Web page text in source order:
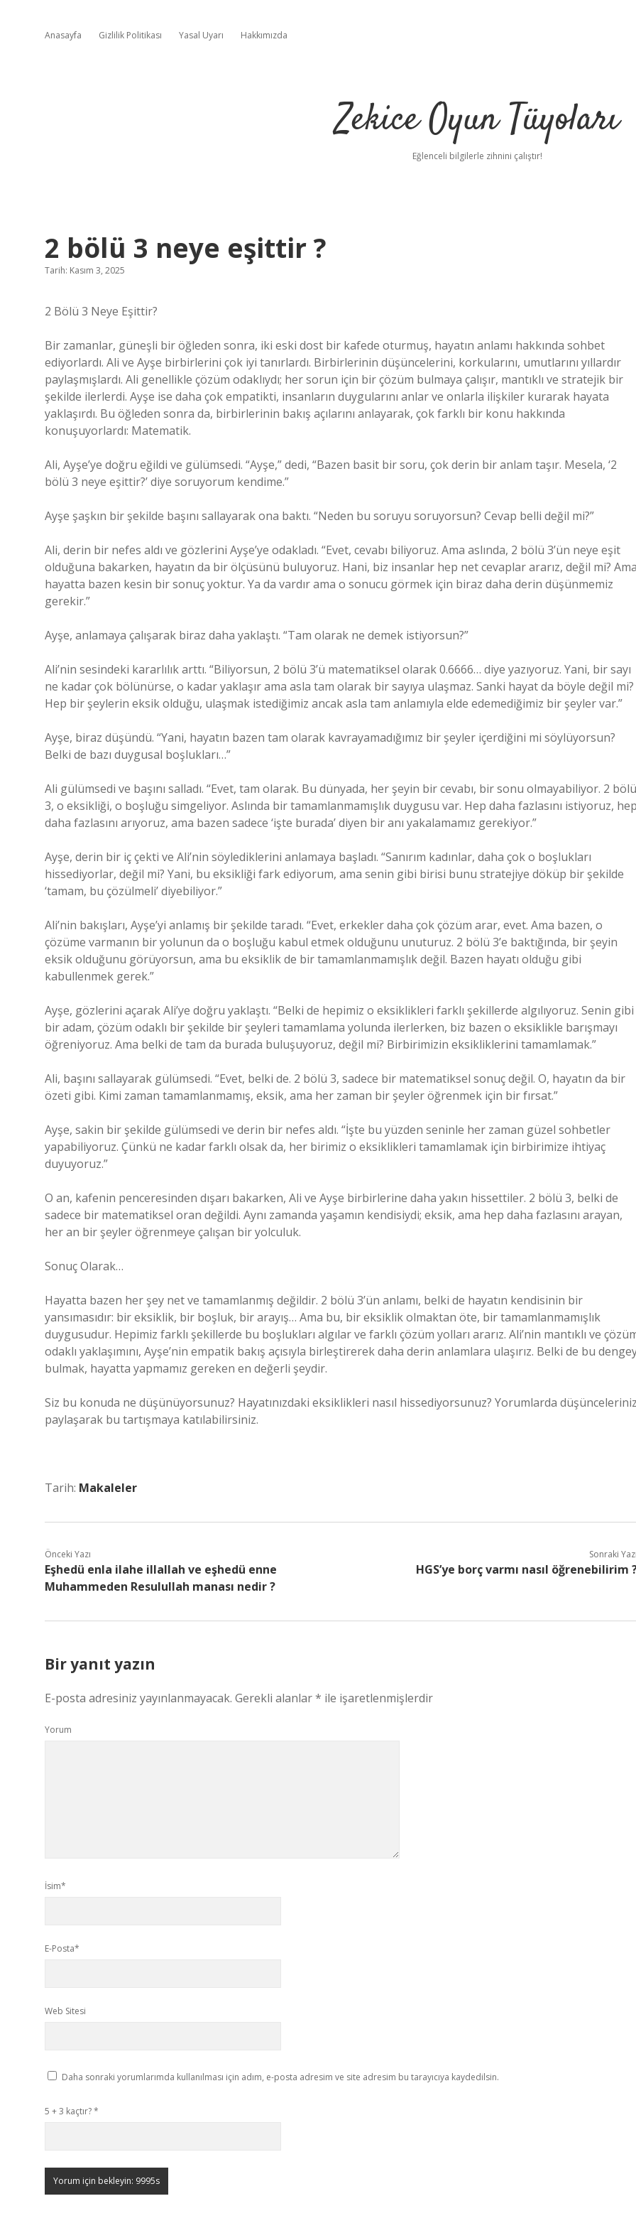
Anasayfa Gizlilik Politikası Yasal Uyarı Hakkımızda
Zekice Oyun Tüyoları
Eğlenceli bilgilerle zihnini çalıştır!
2 bölü 3 neye eşittir ?
Tarih: Kasım 3, 2025
2 Bölü 3 Neye Eşittir?
Bir zamanlar, güneşli bir öğleden sonra, iki eski dost bir kafede oturmuş, hayatın anlamı hakkında sohbet
ediyorlardı. Ali ve Ayşe birbirlerini çok iyi tanırlardı. Birbirlerinin düşüncelerini, korkularını, umutlarını yıllardır
paylaşmışlardı. Ali genellikle çözüm odaklıydı; her sorun için bir çözüm bulmaya çalışır, mantıklı ve stratejik bir
şekilde ilerlerdi. Ayşe ise daha çok empatikti, insanların duygularını anlar ve onlarla ilişkiler kurarak hayata
yaklaşırdı. Bu öğleden sonra da, birbirlerinin bakış açılarını anlayarak, çok farklı bir konu hakkında
konuşuyorlardı: Matematik.
Ali, Ayşe’ye doğru eğildi ve gülümsedi. “Ayşe,” dedi, “Bazen basit bir soru, çok derin bir anlam taşır. Mesela, ‘2
bölü 3 neye eşittir?’ diye soruyorum kendime.”
Ayşe şaşkın bir şekilde başını sallayarak ona baktı. “Neden bu soruyu soruyorsun? Cevap belli değil mi?”
Ali, derin bir nefes aldı ve gözlerini Ayşe’ye odakladı. “Evet, cevabı biliyoruz. Ama aslında, 2 bölü 3’ün neye eşit
olduğuna bakarken, hayatın da bir ölçüsünü buluyoruz. Hani, biz insanlar hep net cevaplar ararız, değil mi? Ama
hayatta bazen kesin bir sonuç yoktur. Ya da vardır ama o sonucu görmek için biraz daha derin düşünmemiz
gerekir.”
Ayşe, anlamaya çalışarak biraz daha yaklaştı. “Tam olarak ne demek istiyorsun?”
Ali’nin sesindeki kararlılık arttı. “Biliyorsun, 2 bölü 3’ü matematiksel olarak 0.6666… diye yazıyoruz. Yani, bir sayı
ne kadar çok bölünürse, o kadar yaklaşır ama asla tam olarak bir sayıya ulaşmaz. Sanki hayat da böyle değil mi?
Hep bir şeylerin eksik olduğu, ulaşmak istediğimiz ancak asla tam anlamıyla elde edemediğimiz bir şeyler var.”
Ayşe, biraz düşündü. “Yani, hayatın bazen tam olarak kavrayamadığımız bir şeyler içerdiğini mi söylüyorsun?
Belki de bazı duygusal boşlukları…”
Ali gülümsedi ve başını salladı. “Evet, tam olarak. Bu dünyada, her şeyin bir cevabı, bir sonu olmayabiliyor. 2 bölü
3, o eksikliği, o boşluğu simgeliyor. Aslında bir tamamlanmamışlık duygusu var. Hep daha fazlasını istiyoruz, hep
daha fazlasını arıyoruz, ama bazen sadece ‘işte burada’ diyen bir anı yakalamamız gerekiyor.”
Ayşe, derin bir iç çekti ve Ali’nin söylediklerini anlamaya başladı. “Sanırım kadınlar, daha çok o boşlukları
hissediyorlar, değil mi? Yani, bu eksikliği fark ediyorum, ama senin gibi birisi bunu stratejiye döküp bir şekilde
‘tamam, bu çözülmeli’ diyebiliyor.”
Ali’nin bakışları, Ayşe’yi anlamış bir şekilde taradı. “Evet, erkekler daha çok çözüm arar, evet. Ama bazen, o
çözüme varmanın bir yolunun da o boşluğu kabul etmek olduğunu unuturuz. 2 bölü 3’e baktığında, bir şeyin
eksik olduğunu görüyorsun, ama bu eksiklik de bir tamamlanmamışlık değil. Bazen hayatı olduğu gibi
kabullenmek gerek.”
Ayşe, gözlerini açarak Ali’ye doğru yaklaştı. “Belki de hepimiz o eksiklikleri farklı şekillerde algılıyoruz. Senin gibi
bir adam, çözüm odaklı bir şekilde bir şeyleri tamamlama yolunda ilerlerken, biz bazen o eksiklikle barışmayı
öğreniyoruz. Ama belki de tam da burada buluşuyoruz, değil mi? Birbirimizin eksikliklerini tamamlamak.”
Ali, başını sallayarak gülümsedi. “Evet, belki de. 2 bölü 3, sadece bir matematiksel sonuç değil. O, hayatın da bir
özeti gibi. Kimi zaman tamamlanmamış, eksik, ama her zaman bir şeyler öğrenmek için bir fırsat.”
Ayşe, sakin bir şekilde gülümsedi ve derin bir nefes aldı. “İşte bu yüzden seninle her zaman güzel sohbetler
yapabiliyoruz. Çünkü ne kadar farklı olsak da, her birimiz o eksiklikleri tamamlamak için birbirimize ihtiyaç
duyuyoruz.”
O an, kafenin penceresinden dışarı bakarken, Ali ve Ayşe birbirlerine daha yakın hissettiler. 2 bölü 3, belki de
sadece bir matematiksel oran değildi. Aynı zamanda yaşamın kendisiydi; eksik, ama hep daha fazlasını arayan,
her an bir şeyler öğrenmeye çalışan bir yolculuk.
Sonuç Olarak…
Hayatta bazen her şey net ve tamamlanmış değildir. 2 bölü 3’ün anlamı, belki de hayatın kendisinin bir
yansımasıdır: bir eksiklik, bir boşluk, bir arayış… Ama bu, bir eksiklik olmaktan öte, bir tamamlanmamışlık
duygusudur. Hepimiz farklı şekillerde bu boşlukları algılar ve farklı çözüm yolları ararız. Ali’nin mantıklı ve
odaklı yaklaşımını, Ayşe’nin empatik bakış açısıyla birleştirerek daha derin anlamlara ulaşırız. Belki de bu
bulmak, hayatta yapmamız gereken en değerli şeydir.
Siz bu konuda ne düşünüyorsunuz? Hayatınızdaki eksiklikleri nasıl hissediyorsunuz? Yorumlarda
paylaşarak bu tartışmaya katılabilirsiniz.
Tarih: Makaleler
Önceki Yazı
Eşhedü enla ilahe illallah ve eşhedü enne
Muhammeden Resulullah manası nedir ?
Sonraki Yazı
HGS’ye borç varmı nasıl öğrenebilirim
Bir yanıt yazın
E-posta adresiniz yayınlanmayacak. Gerekli alanlar* ile işaretlenmişlerdir
Yorum
İsim*
E-Posta*
Web Sitesi
Daha sonraki yorumlarımda kullanılması için adım, e-posta adresim ve site adresim bu tarayıcıya kaydedilsin.
5 + 3 kaçtır?*